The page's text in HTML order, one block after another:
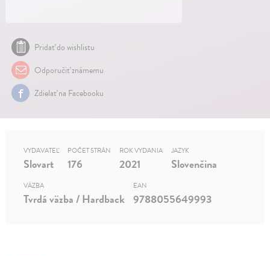
Pridať do wishlistu
Odporučiť známemu
Zdielať na Facebooku
VYDAVATEĽ
Slovart
POČET STRÁN
176
ROK VYDANIA
2021
JAZYK
Slovenčina
VÄZBA
Tvrdá väzba / Hardback
EAN
9788055649993